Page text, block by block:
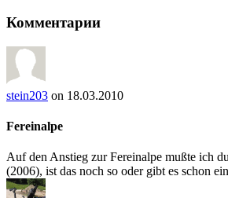
Комментарии
stein203 on 18.03.2010
Fereinalpe
Auf den Anstieg zur Fereinalpe mußte ich
(2006), ist das noch so oder gibt es schon